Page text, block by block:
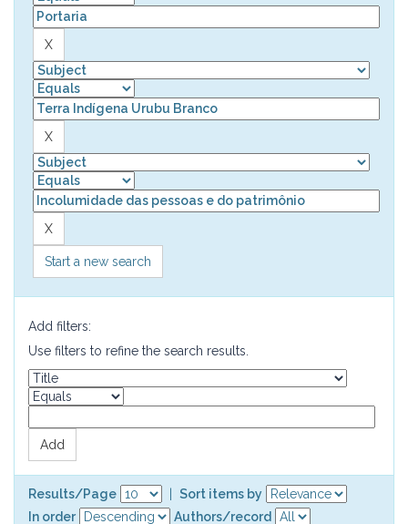
Start a new search
Add filters:
Use filters to refine the search results.
Results/Page
Sort items by
In order
Authors/record